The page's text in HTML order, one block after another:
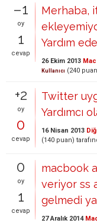
–1
oy
1
cevap
Merhaba,
Yardım
26 Ekim 2013
Kullanıcı (240
+2
oy
0
cevap
Twitter
Yardımcı
16 Nisan 2013
(140 puan)
0
oy
1
cevap
macbook
veriyor ss
gelmedi
27 Aralık 2014